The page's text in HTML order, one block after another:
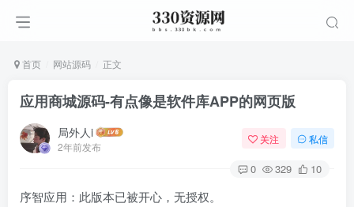
首页 网站源码 正文
应用商城源码-有点像是软件库APP的网页版
局外人i
2年前发布
关注 私信
0 329 10
序智应用：此版本已被开心，无授权。